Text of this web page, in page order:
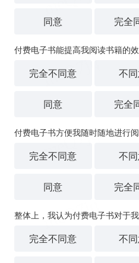
同意 完全
付费电子书能提高我阅读书籍的
完全不同意 不
同意 完全
付费电子书方便我随时随地进行
完全不同意 不
同意 完全
整体上，我认为付费电子书对于
完全不同意 不